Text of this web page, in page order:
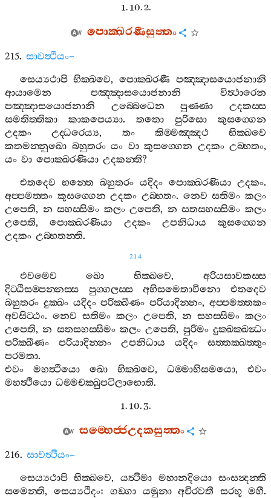
1. 10. 2.
පොක‍්ඛරණීසුත‍්තං
215. සාවත්‍ථියං–
සෙය්‍යථාපි භික‍්ඛවෙ,පොක‍්ඛරණී පඤ‍්ඤාසයොජනානි
ආයාමෙන
පඤ‍්ඤාසයොජනානි
විත්‍ථාරෙන
පඤ‍්ඤාසයොජනානි
උබ‍්බෙධෙන පුණ‍්ණා
උදකස‍්ස
සමතිත‍්තිකා
කාකපෙය්‍යා. තතො පුරිසො
කුසග‍්ගෙන
උදකං
උද‍්ධරෙය්‍ය, තං කිම‍්මඤ‍්ඤථ
භික‍්ඛවෙ
කතමන‍්නුඛො බහුතරං යං වා කුසග‍්ගෙන උදකං උබ‍්භතං,
යං වා පොක‍්ඛරණියා උදකන‍්ති?
එතදෙව භන‍්තෙ බහුතරං යදිදං පොක‍්ඛරණියා උදකං.
අප‍්පමත‍්තං කුසග‍්ගෙන උදකං උබ‍්භතං. නෙව සතිමං කලං
උපෙති, න සහස‍්සිමං කලං උපෙති, න සතසහස‍්සිමං කලං
උපෙති,පොක‍්ඛරණියා උදකං උපනිධාය
කුසග‍්ගෙන
උදකං උබ‍්භතන‍්ති.
214
එවමෙව ඛො භික‍්ඛවෙ,අරියසාවකස‍්ස
දිට‍්ඨිසම‍්පන‍්නස‍්ස
පුග‍්ගලස‍්ස අභිසමෙතාවිනො
එතදෙව
බහුතරං දුක‍්ඛං යදිදං පරික‍්ඛීණං පරියාදින‍්නං,අප‍්පමත‍්තකං
අවසිට‍්ඨං.නෙව සතිමං කලං උපෙති, න සහස‍්සිමං කලං
උපෙති,න සතසහස‍්සිමං කලං උපෙති, පුරිමං දුක‍්ඛක‍්ඛන්‍ධං
පරික‍්ඛීණං
පරියාදින‍්නං උපනිධාය යදිදං
සත‍්තක‍්ඛත‍්තුං
පරමතා.
එවං
මහත්‍ථියො ඛො භික‍්ඛවෙ, ධම‍්මාභිසමයො, එවං
මහත්‍ථියො ධම‍්මචක‍්ඛුපටිලාභොති.
1. 10. 3.
සම‍්භෙජ‍්ජඋදකසුත‍්තං
216. සාවත්‍ථියං–
සෙය්‍යථාපි භික‍්ඛවෙ,යත්‍ථිමා මහානදියො සංසන්‍දන‍්ති
සමෙන‍්ති, සෙය්‍යථිදං: ගඞ‍්ගා යමුනා අචිරවතී සරභූ මහී.